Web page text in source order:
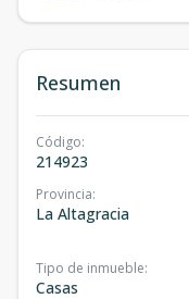
Resumen
Código:
214923
Provincia:
La Altagracia
Tipo de inmueble:
Casas